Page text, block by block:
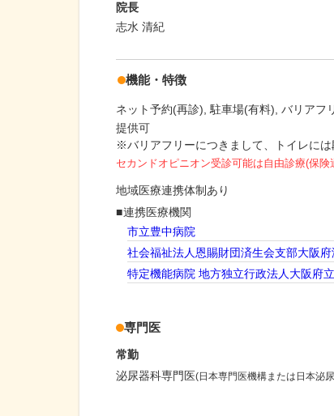
院長
志水 清紀
機能・特徴
ネット予約(再診) 駐車場(有料) バリアフ
提供可
※バリアフリーにつきまして、トイレには
セカンドオピニオン受診可能は自由診療(保険
地域医療連携体制あり
連携医療機関
市立豊中病院
社会福祉法人恩賜財団済生会支部大阪
特定機能病院 地方独立行政法人大阪府
専門医
常勤
泌尿器科専門医(日本専門医機構または日本泌